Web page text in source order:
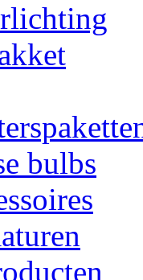
bulbs